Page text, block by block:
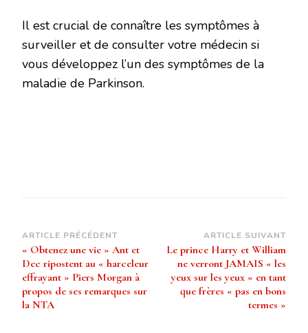
Il est crucial de connaître les symptômes à
surveiller et de consulter votre médecin si
vous développez l’un des symptômes de la
maladie de Parkinson.
Navigation
d’article
ARTICLE PRÉCÉDENT
« Obtenez une vie » Ant et
Dec ripostent au « harceleur
effrayant » Piers Morgan à
propos de ses remarques sur
la NTA
ARTICLE SUIVANT
Le prince Harry et William
ne verront JAMAIS « les
yeux sur les yeux » en tant
que frères « pas en bons
termes »